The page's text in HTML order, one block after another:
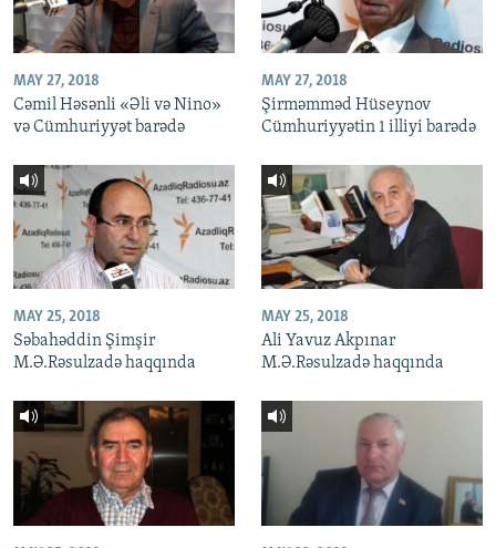
MAY 27, 2018
Cəmil Həsənli «Əli və Nino»
və Cümhuriyyət barədə
MAY 27, 2018
Şirməmməd Hüseynov
Cümhuriyyətin 1 illiyi barədə
MAY 25, 2018
Səbahəddin Şimşir
M.Ə.Rəsulzadə haqqında
MAY 25, 2018
Ali Yavuz Akpınar
M.Ə.Rəsulzadə haqqında